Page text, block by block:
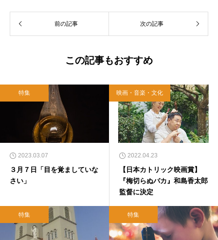
前の記事 次の記事
この記事もおすすめ
特集
2023.03.07
３月７日「目を覚ましていな
さい」
映画・音楽・文化
2022.04.23
【日本カトリック映画賞】
『梅切らぬバカ』和島香太郎
監督に決定
特集 特集